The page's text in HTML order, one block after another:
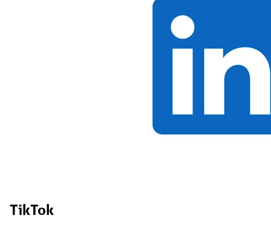
TikTok